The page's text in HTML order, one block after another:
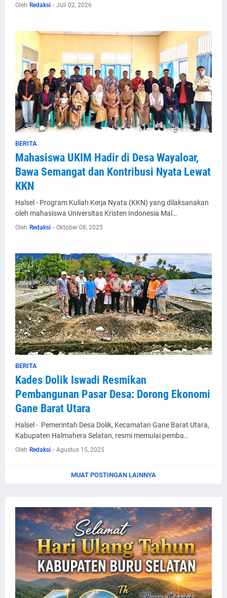
Oleh Redaksi - Juli 02, 2026
BERITA
Mahasiswa UKIM Hadir di Desa Wayaloar,
Bawa Semangat dan Kontribusi Nyata Lewat
KKN
Halsel - Program Kuliah Kerja Nyata (KKN) yang dilaksanakan
oleh mahasiswa Universitas Kristen Indonesia Mal…
Oleh Redaksi - Oktober 08, 2025
BERITA
Kades Dolik Iswadi Resmikan
Pembangunan Pasar Desa: Dorong Ekonomi
Gane Barat Utara
Halsel - Pemerintah Desa Dolik, Kecamatan Gane Barat Utara,
Kabupaten Halmahera Selatan, resmi memulai pemba…
Oleh Redaksi - Agustus 15, 2025
MUAT POSTINGAN LAINNYA